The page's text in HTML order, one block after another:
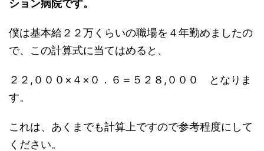
ション病院です。
僕は基本給２２万くらいの職場を４年勤めましたの
で、この計算式に当てはめると、
２２,０００×４×０．６＝５２８,０００ となりま
す。
これは、あくまでも計算上ですので参考程度にして
ください。